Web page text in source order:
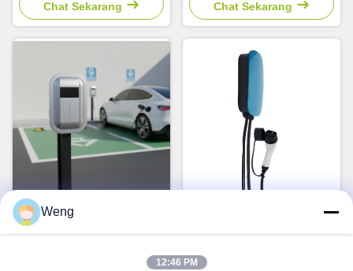
Pengisian Kendaraan Listrik
Chat Sekarang
Kendaraan Listrik
Chat Sekarang
Pengisi daya cepat 22kW
yang dapat disesuaikan
dipasang di dinding dengan
2 GB untuk penggunaan
Weng
12:46 PM